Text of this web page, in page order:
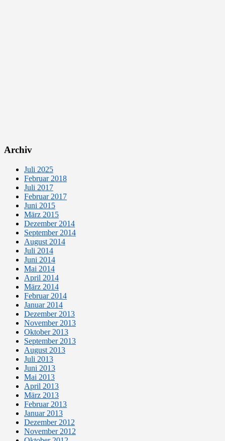
Archiv
Juli 2025
Februar 2018
Juli 2017
Februar 2017
Juni 2015
März 2015
Dezember 2014
September 2014
August 2014
Juli 2014
Juni 2014
Mai 2014
April 2014
März 2014
Februar 2014
Januar 2014
Dezember 2013
November 2013
Oktober 2013
September 2013
August 2013
Juli 2013
Juni 2013
Mai 2013
April 2013
März 2013
Februar 2013
Januar 2013
Dezember 2012
November 2012